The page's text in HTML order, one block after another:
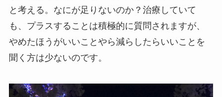
と考える。なにが足りないのか？治療していて
も、プラスすることは積極的に質問されますが、
やめたほうがいいことやら減らしたらいいことを
聞く方は少ないのです。